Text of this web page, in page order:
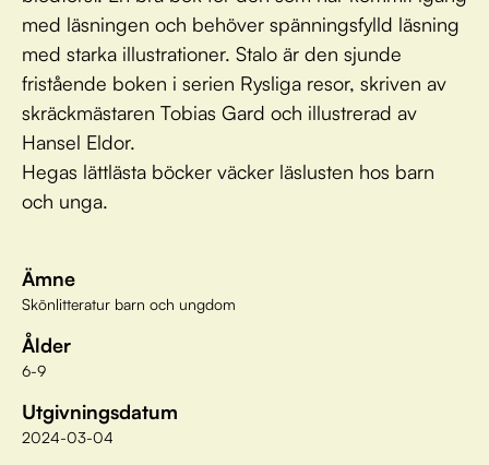
med läsningen och behöver spänningsfylld läsning
med starka illustrationer. Stalo är den sjunde
fristående boken i serien Rysliga resor, skriven av
skräckmästaren Tobias Gard och illustrerad av
Hansel Eldor.
Hegas lättlästa böcker väcker läslusten hos barn
och unga.
Ämne
Skönlitteratur barn och ungdom
Ålder
6-9
Utgivningsdatum
2024-03-04